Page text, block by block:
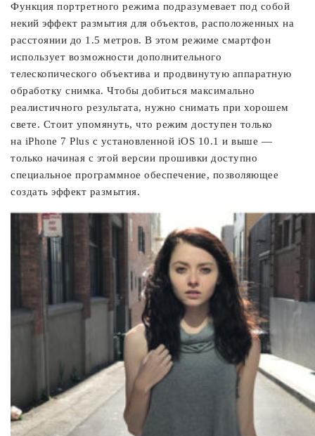
Функция портретного режима подразумевает под собой
некий эффект размытия для объектов, расположенных на
расстоянии до 1.5 метров. В этом режиме смартфон
использует возможности дополнительного
телескопического объектива и продвинутую аппаратную
обработку снимка. Чтобы добиться максимально
реалистичного результата, нужно снимать при хорошем
свете. Стоит упомянуть, что режим доступен только
на iPhone 7 Plus с установленной iOS 10.1 и выше —
только начиная с этой версии прошивки доступно
специальное программное обеспечение, позволяющее
создать эффект размытия.